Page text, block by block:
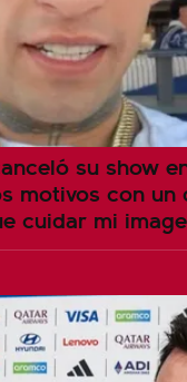
su show
motivos con un
cuidar mi